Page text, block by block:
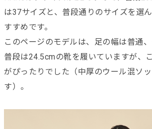
は37サイズと、普段通りのサイズを選
すすめです。
このページのモデルは、足の幅は普通、
普段は24.5cmの靴を履いていますが、
がぴったりでした（中厚のウール混ソ
す）。